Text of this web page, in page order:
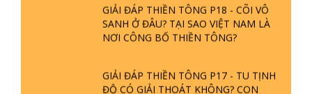
GIẢI ĐÁP THIỀN TÔNG P18 - CÕI VÔ
SANH Ở ĐÂU? TẠI SAO VIỆT NAM LÀ
NƠI CÔNG BỐ THIỀN TÔNG?
GIẢI ĐÁP THIỀN TÔNG P17 - TU TỊNH
ĐỘ CÓ GIẢI THOÁT KHÔNG? CON